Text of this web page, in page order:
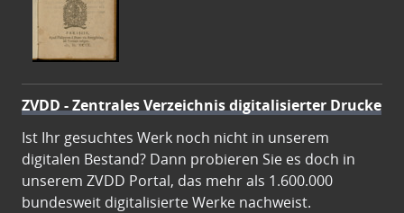
ZVDD - Zentrales Verzeichnis digitalisierter Drucke
Ist Ihr gesuchtes Werk noch nicht in unserem
digitalen Bestand? Dann probieren Sie es doch in
unserem ZVDD Portal, das mehr als 1.600.000
bundesweit digitalisierte Werke nachweist.